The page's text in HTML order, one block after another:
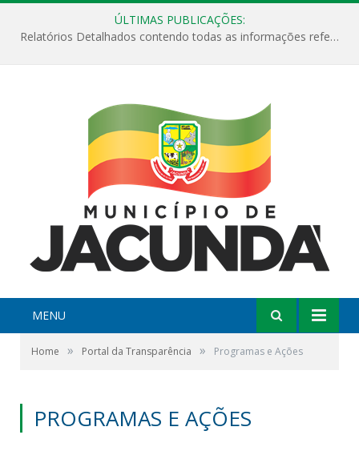
ÚLTIMAS PUBLICAÇÕES:
Relatórios Detalhados contendo todas as informações referentes a execução de recursos destinados ao fomento de projetos culturais no Município de Jacundá entre os anos de 2022 ao presente ano de 2026.
MENU
Home » Portal da Transparência » Programas e Ações
PROGRAMAS E AÇÕES